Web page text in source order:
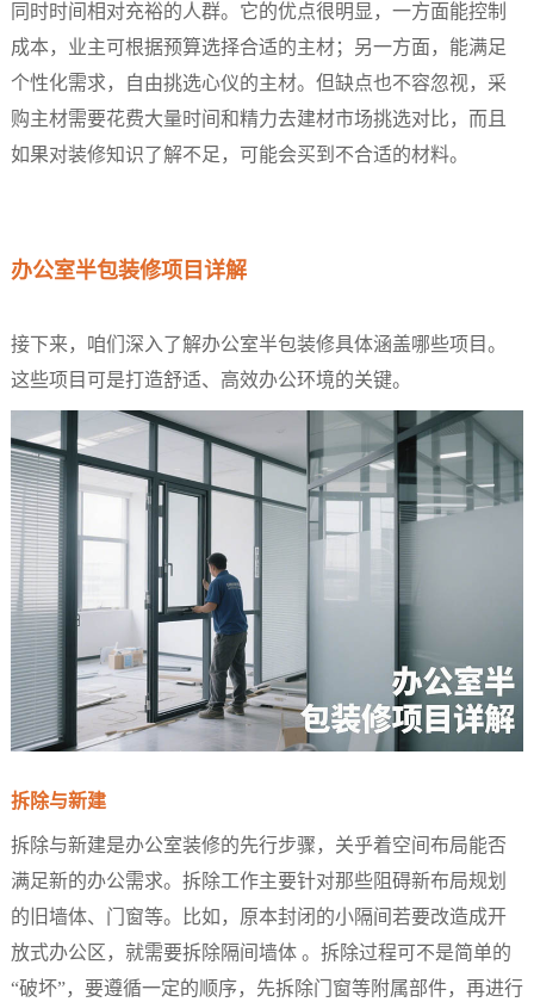
同时时间相对充裕的人群。它的优点很明显，一方面能控制
成本，业主可根据预算选择合适的主材；另一方面，能满足
个性化需求，自由挑选心仪的主材。但缺点也不容忽视，采
购主材需要花费大量时间和精力去建材市场挑选对比，而且
如果对装修知识了解不足，可能会买到不合适的材料。
办公室半包装修项目详解​
接下来，咱们深入了解办公室半包装修具体涵盖哪些项目。
这些项目可是打造舒适、高效办公环境的关键。​
拆除与新建​
拆除与新建是办公室装修的先行步骤，关乎着空间布局能否
满足新的办公需求。拆除工作主要针对那些阻碍新布局规划
的旧墙体、门窗等。比如，原本封闭的小隔间若要改造成开
放式办公区，就需要拆除隔间墙体 。拆除过程可不是简单的
“破坏”，要遵循一定的顺序，先拆除门窗等附属部件，再进行